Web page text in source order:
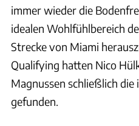
immer wieder die
idealen Wohlfühlbereich
Strecke von Miami
Qualifying hatten Nico
Magnussen schließlich die
gefunden.